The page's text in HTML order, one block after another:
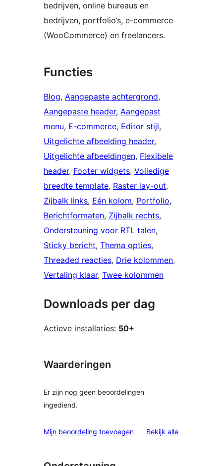
bedrijven, online bureaus en
bedrijven, portfolio’s, e-commerce
(WooCommerce) en freelancers.
Functies
Blog, Aangepaste achtergrond
Aangepaste header, Aangepast
menu, E-commerce, Editor stijl
Uitgelichte afbeelding header
Uitgelichte afbeeldingen, Flexibele
header, Footer widgets, Volledige
breedte template, Raster lay-out
Zijbalk links, Eén kolom, Portfolio
Berichtformaten, Zijbalk rechts
Ondersteuning voor RTL talen
Sticky bericht, Thema opties
Threaded reacties, Drie kolommen
Vertaling klaar, Twee kolommen
Downloads per dag
Actieve installaties: 50+
Waarderingen
Er zijn nog geen beoordelingen
ingediend.
Mijn beoordeling toevoegen Bekijk alle